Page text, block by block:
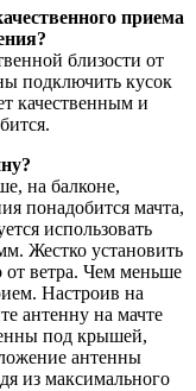
приема
близости от
подключить кусок
качественным и
на балконе,
понадобится мачта,
использовать
Жестко установить
от ветра. Чем меньше
Настроив на
антенну на мачте
под крышей,
антенны
из максимального